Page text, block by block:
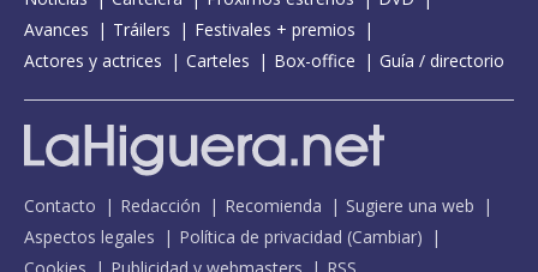
Avances
Tráilers
Festivales + premios
Actores y actrices
Carteles Box-office Guía / directorio
Contacto Redacción Recomienda
Sugiere una web
Aspectos legales
Política de privacidad (Cambiar)